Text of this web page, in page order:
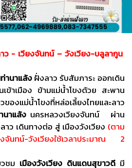
- เวียงจันทน์ – วังเวียง-บลูลากูน
านาแล้งฝั่งลาว รับสัมภาระ ออกเดิน
าเมือง ข้ามแม่น้ำโขงด้วย สะพาน
องแม่น้ำโขงที่หล่อเลี้ยงไทยและลาว
นาแล้ง นครหลวงเวียงจันทน์ ผ่าน
ว เดินทางต่อ สู่ เมืองวังเวียง (ตาม
งจันทน์-วังเวียงใช้เวลาประมาณ 2
ชม เมืองวังเวียง ดินแดนสุขาวดี มี